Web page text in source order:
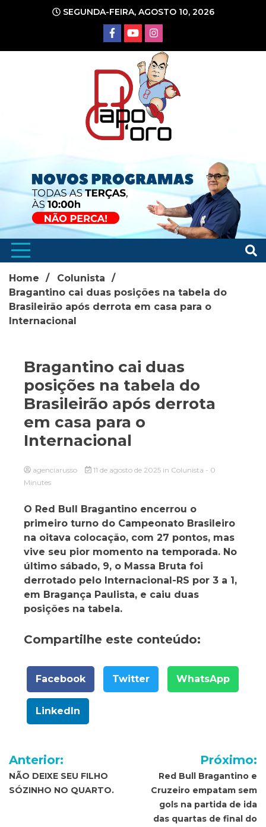
conteúdo
SEGUNDA-FEIRA, AGOSTO 10, 2026
Home
Colunista
Bragantino cai duas posições na tabela do
Brasileirão após derrota em casa para o
Internacional
Bragantino cai duas
posições na tabela do
Brasileirão após derrota
em casa para o
Internacional
agenciarusso 11 de agosto de 2025 in Colunista - 0
Minutes
O Red Bull Bragantino encerrou o
primeiro turno do Campeonato Brasileiro
na oitava colocação, com 27 pontos, mas
vive seu pior momento na temporada. No
último sábado, 9, o Massa Bruta foi
derrotado pelo Internacional-RS por 3 a 1,
em Bragança Paulista, e caiu duas
posições na tabela.
Compartilhe este conteúdo:
Facebook Twitter WhatsApp
LinkedIn
Navegação
de
Anterior:
NÃO DEIXE SEU FILHO
SÓZINHO NO QUARTO.
Próximo:
Red Bull Bragantino e
Cruzeiro empatam sem
gols na partida de ida
das quartas de final do